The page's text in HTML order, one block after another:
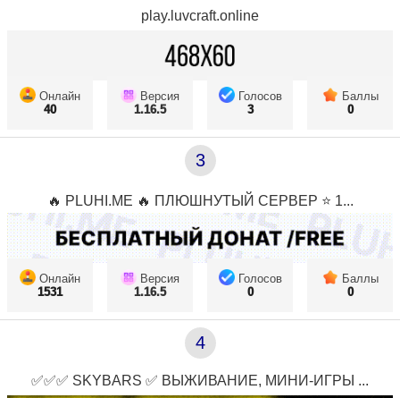
play.luvcraft.online
Онлайн
40
Версия
1.16.5
Голосов
3
Баллы
0
3
🔥 PLUHI.ME 🔥 ПЛЮШНУТЫЙ СЕРВЕР ⭐ 1...
Онлайн
1531
Версия
1.16.5
Голосов
0
Баллы
0
4
✅✅✅ SKYBARS ✅ ВЫЖИВАНИЕ, МИНИ-ИГРЫ ...